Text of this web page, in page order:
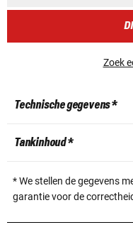
Zoek
Technische gegevens *
Tankinhoud *
* We stellen de gegevens
garantie voor de